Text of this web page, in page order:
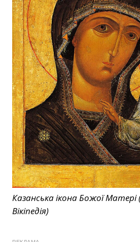
Казанська ікона Божої
Вікіпедія)